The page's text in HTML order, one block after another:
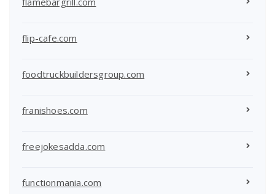
flip-cafe.com
foodtruckbuildersgroup.com
franishoes.com
freejokesadda.com
functionmania.com